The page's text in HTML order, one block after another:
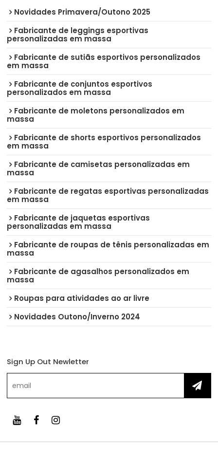
Novidades Primavera/Outono 2025
Fabricante de leggings esportivas
personalizadas em massa
Fabricante de sutiãs esportivos personalizados
em massa
Fabricante de conjuntos esportivos
personalizados em massa
Fabricante de moletons personalizados em
massa
Fabricante de shorts esportivos personalizados
em massa
Fabricante de camisetas personalizadas em
massa
Fabricante de regatas esportivas personalizadas
em massa
Fabricante de jaquetas esportivas
personalizadas em massa
Fabricante de roupas de tênis personalizadas em
massa
Fabricante de agasalhos personalizados em
massa
Roupas para atividades ao ar livre
Novidades Outono/Inverno 2024
Sign Up Out Newletter